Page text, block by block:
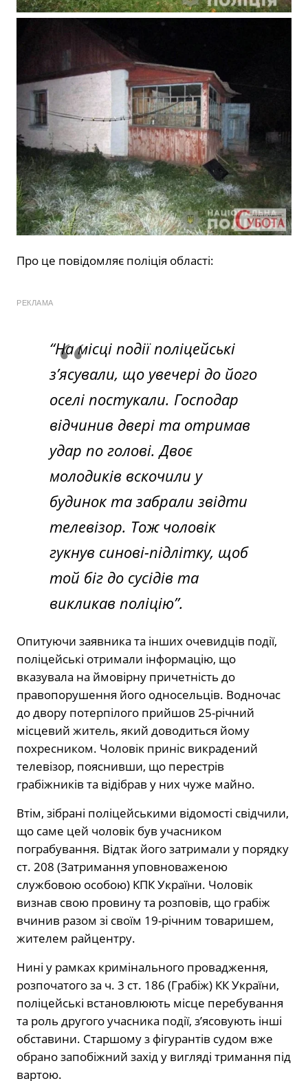
Про це повідомляє поліція області:
РЕКЛАМА
“На місці події поліцейські
з’ясували, що увечері до його
оселі постукали. Господар
відчинив двері та отримав
удар по голові. Двоє
молодиків вскочили у
будинок та забрали звідти
телевізор. Тож чоловік
гукнув синові-підлітку, щоб
той біг до сусідів та
викликав поліцію”.
Опитуючи заявника та інших очевидців події,
поліцейські отримали інформацію, що
вказувала на ймовірну причетність до
правопорушення його односельців. Водночас
до двору потерпілого прийшов 25-річний
місцевий житель, який доводиться йому
похресником. Чоловік приніс викрадений
телевізор, пояснивши, що перестрів
грабіжників та відібрав у них чуже майно.
Втім, зібрані поліцейськими відомості свідчили,
що саме цей чоловік був учасником
пограбування. Відтак його затримали у порядку
ст. 208 (Затримання уповноваженою
службовою особою) КПК України. Чоловік
визнав свою провину та розповів, що грабіж
вчинив разом зі своїм 19-річним товаришем,
жителем райцентру.
Нині у рамках кримінального провадження,
розпочатого за ч. 3 ст. 186 (Грабіж) КК України,
поліцейські встановлюють місце перебування
та роль другого учасника події, з’ясовують інші
обставини. Старшому з фігурантів судом вже
обрано запобіжний захід у вигляді тримання під
вартою.